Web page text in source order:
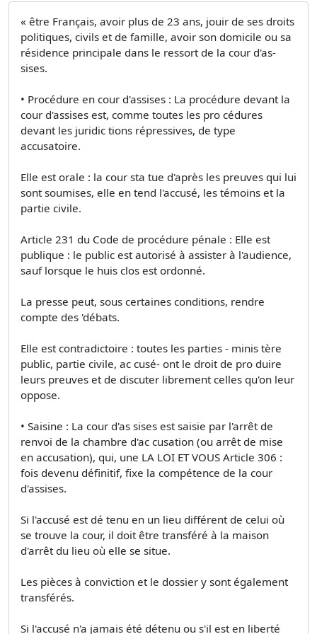
« être Français, avoir plus de 23 ans, jouir de ses droits
politiques, civils et de famille, avoir son domicile ou sa
résidence principale dans le ressort de la cour d'as­
sises.
• Procédure en cour d'assises : La procédure devant la
cour d'assises est, comme toutes les pro­ cédures
devant les juridic­ tions répressives, de type
accusatoire.
Elle est orale : la cour sta­ tue d'après les preuves qui lui
sont soumises, elle en­ tend l'accusé, les témoins et la
partie civile.
Article 231 du Code de procédure pénale : Elle est
publique : le public est autorisé à assister à l'audience,
sauf lorsque le huis clos est ordonné.
La presse peut, sous certaines conditions, rendre
compte des 'débats.
Elle est contradictoire : toutes les parties - minis­ tère
public, partie civile, ac­ cusé- ont le droit de pro­ duire
leurs preuves et de discuter librement celles qu'on leur
oppose.
• Saisine : La cour d'as­ sises est saisie par l'arrêt de
renvoi de la chambre d'ac­ cusation (ou arrêt de mise
en accusation), qui, une LA LOI ET VOUS Article 306 :
fois devenu définitif, fixe la compétence de la cour
d'assises.
Si l'accusé est dé­ tenu en un lieu différent de celui où
se trouve la cour, il doit être transféré à la maison
d'arrêt du lieu où elle se situe.
Les pièces à conviction et le dossier y sont également
transférés.
Si l'accusé n'a jamais été détenu ou s'il est en liberté